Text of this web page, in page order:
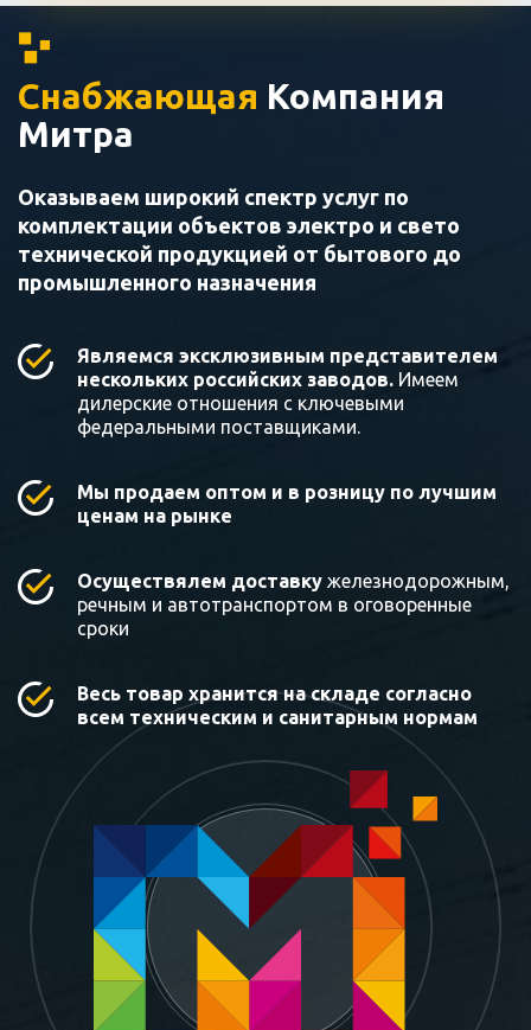
Снабжающая Компания
Митра
Оказываем широкий спектр услуг по
комплектации объектов электро и свето
технической продукцией от бытового до
промышленного назначения
Являемся эксклюзивным представителем
нескольких российских заводов. Имеем
дилерские отношения с ключевыми
федеральными поставщиками.
Мы продаем оптом и в розницу по лучшим
ценам на рынке
Осуществялем доставку железнодорожным,
речным и автотранспортом в оговоренные
сроки
Весь товар хранится на складе согласно
всем техническим и санитарным нормам